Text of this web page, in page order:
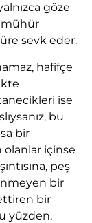
göze
mühür
sevk eder.
hafifçe
ise
bu
bir
olanlar içinse
peş
bir
bir
yüzden,